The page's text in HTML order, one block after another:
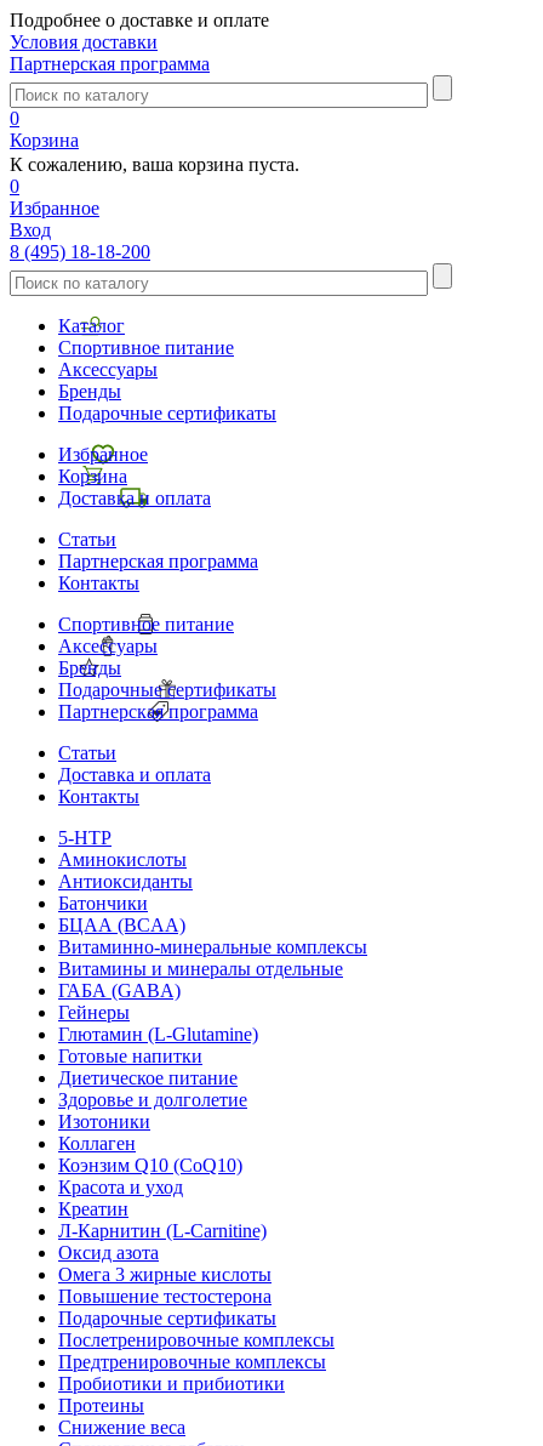
Подробнее о доставке и оплате
Условия доставки
Партнерская программа
0
Корзина
К сожалению, ваша корзина пуста.
0
Избранное
Вход
8 (495) 18-18-200
Каталог
Спортивное питание
Аксессуары
Бренды
Подарочные сертификаты
Избранное
Корзина
Доставка и оплата
Статьи
Партнерская программа
Контакты
Спортивное питание
Аксессуары
Бренды
Подарочные сертификаты
Партнерская программа
Статьи
Доставка и оплата
Контакты
5-HTP
Аминокислоты
Антиоксиданты
Батончики
БЦАА (BCAA)
Витаминно-минеральные комплексы
Витамины и минералы отдельные
ГАБА (GABA)
Гейнеры
Глютамин (L-Glutamine)
Готовые напитки
Диетическое питание
Здоровье и долголетие
Изотоники
Коллаген
Коэнзим Q10 (CoQ10)
Красота и уход
Креатин
Л-Карнитин (L-Сarnitine)
Оксид азота
Омега 3 жирные кислоты
Повышение тестостерона
Подарочные сертификаты
Послетренировочные комплексы
Предтренировочные комплексы
Пробиотики и прибиотики
Протеины
Снижение веса